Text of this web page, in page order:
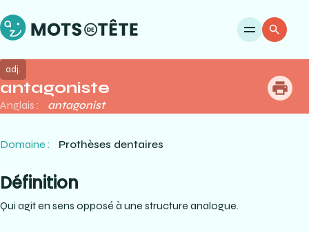
antagoniste
adj.
Anglais : antagonist
Domaine : Prothèses dentaires
Définition
Qui agit en sens opposé à une structure analogue.